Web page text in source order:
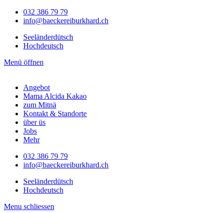
032 386 79 79
info@baeckereiburkhard.ch
Seeländerdütsch
Hochdeutsch
Menü öffnen
Angebot
Mama Alcida Kakao
zum Mitnä
Kontakt & Standorte
über üs
Jobs
Mehr
032 386 79 79
info@baeckereiburkhard.ch
Seeländerdütsch
Hochdeutsch
Menu schliessen